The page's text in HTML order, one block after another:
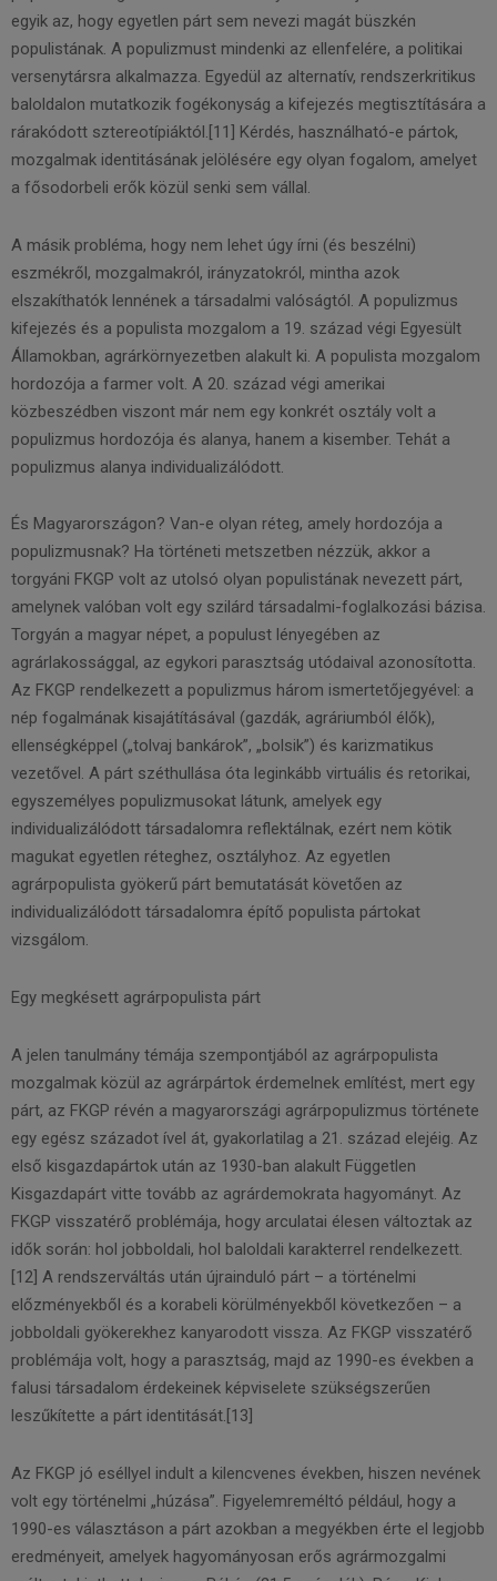
egyik az, hogy egyetlen párt sem nevezi magát büszkén
populistának. A populizmust mindenki az ellenfelére, a politikai
versenytársra alkalmazza. Egyedül az alternatív, rendszerkritikus
baloldalon mutatkozik fogékonyság a kifejezés megtisztítására a
rárakódott sztereotípiáktól.[11] Kérdés, használható-e pártok,
mozgalmak identitásának jelölésére egy olyan fogalom, amelyet
a fősodorbeli erők közül senki sem vállal.
A másik probléma, hogy nem lehet úgy írni (és beszélni)
eszmékről, mozgalmakról, irányzatokról, mintha azok
elszakíthatók lennének a társadalmi valóságtól. A populizmus
kifejezés és a populista mozgalom a 19. század végi Egyesült
Államokban, agrárkörnyezetben alakult ki. A populista mozgalom
hordozója a farmer volt. A 20. század végi amerikai
közbeszédben viszont már nem egy konkrét osztály volt a
populizmus hordozója és alanya, hanem a kisember. Tehát a
populizmus alanya individualizálódott.
És Magyarországon? Van-e olyan réteg, amely hordozója a
populizmusnak? Ha történeti metszetben nézzük, akkor a
torgyáni FKGP volt az utolsó olyan populistának nevezett párt,
amelynek valóban volt egy szilárd társadalmi-foglalkozási bázisa.
Torgyán a magyar népet, a populust lényegében az
agrárlakossággal, az egykori parasztság utódaival azonosította.
Az FKGP rendelkezett a populizmus három ismertetőjegyével: a
nép fogalmának kisajátításával (gazdák, agráriumból élők),
ellenségképpel („tolvaj bankárok”, „bolsik”) és karizmatikus
vezetővel. A párt széthullása óta leginkább virtuális és retorikai,
egyszemélyes populizmusokat látunk, amelyek egy
individualizálódott társadalomra reflektálnak, ezért nem kötik
magukat egyetlen réteghez, osztályhoz. Az egyetlen
agrárpopulista gyökerű párt bemutatását követően az
individualizálódott társadalomra építő populista pártokat
vizsgálom.
Egy megkésett agrárpopulista párt
A jelen tanulmány témája szempontjából az agrárpopulista
mozgalmak közül az agrárpártok érdemelnek említést, mert egy
párt, az FKGP révén a magyarországi agrárpopulizmus története
egy egész századot ível át, gyakorlatilag a 21. század elejéig. Az
első kisgazdapártok után az 1930-ban alakult Független
Kisgazdapárt vitte tovább az agrárdemokrata hagyományt. Az
FKGP visszatérő problémája, hogy arculatai élesen változtak az
idők során: hol jobboldali, hol baloldali karakterrel rendelkezett.
[12] A rendszerváltás után újrainduló párt – a történelmi
előzményekből és a korabeli körülményekből következően – a
jobboldali gyökerekhez kanyarodott vissza. Az FKGP visszatérő
problémája volt, hogy a parasztság, majd az 1990-es években a
falusi társadalom érdekeinek képviselete szükségszerűen
leszűkítette a párt identitását.[13]
Az FKGP jó eséllyel indult a kilencvenes években, hiszen nevének
volt egy történelmi „húzása”. Figyelemreméltó például, hogy a
1990-es választáson a párt azokban a megyékben érte el legjobb
eredményeit, amelyek hagyományosan erős agrármozgalmi